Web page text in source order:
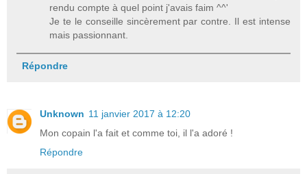
rendu compte à quel point j'avais faim ^^'
Je te le conseille sincèrement par contre. Il est intense
mais passionnant.
Répondre
Unknown 11 janvier 2017 à 12:20
Mon copain l'a fait et comme toi, il l'a adoré !
Répondre